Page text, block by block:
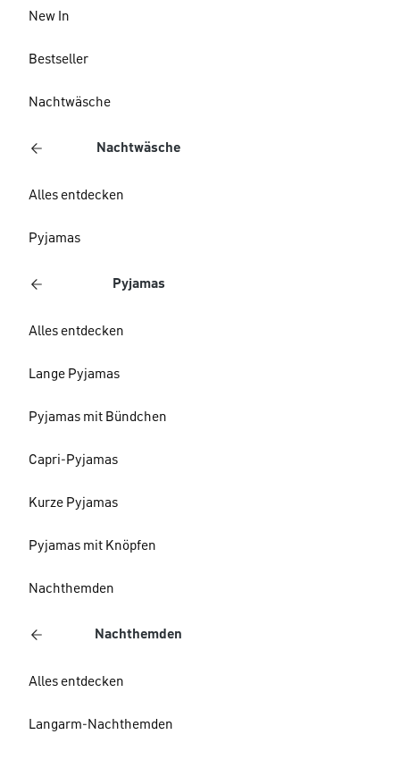
New In
Bestseller
Nachtwäsche
Nachtwäsche
Alles entdecken
Pyjamas
Pyjamas
Alles entdecken
Lange Pyjamas
Pyjamas mit Bündchen
Capri-Pyjamas
Kurze Pyjamas
Pyjamas mit Knöpfen
Nachthemden
Nachthemden
Alles entdecken
Langarm-Nachthemden